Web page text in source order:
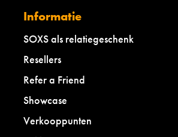
Informatie
SOXS als relatiegeschenk
Resellers
Refer a Friend
Showcase
Verkooppunten